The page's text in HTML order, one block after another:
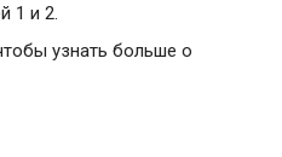
1 и 2.
узнать больше о